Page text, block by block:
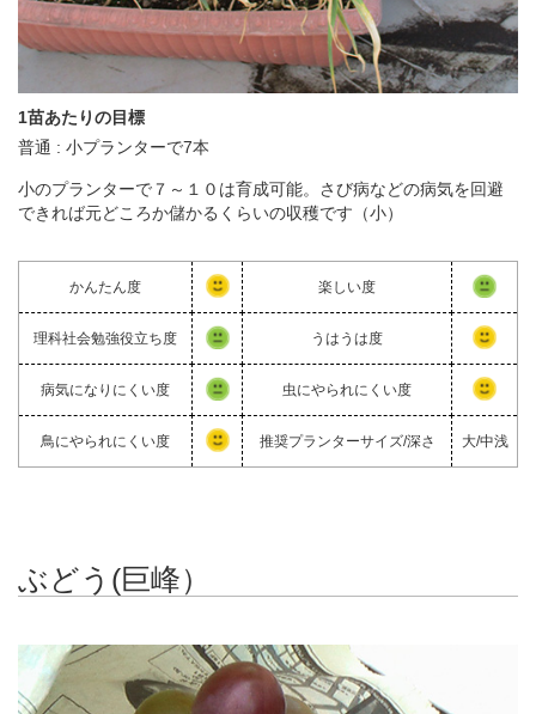
1苗あたりの目標
普通 : 小プランターで7本
小のプランターで７～１０は育成可能。さび病などの病気を回避
できれば元どころか儲かるくらいの収穫です（小）
かんたん度 楽しい度
理科社会勉強役立ち度 うはうは度
病気になりにくい度 虫にやられにくい度
鳥にやられにくい度 推奨プランターサイズ/深さ 大/中浅
ぶどう(巨峰）